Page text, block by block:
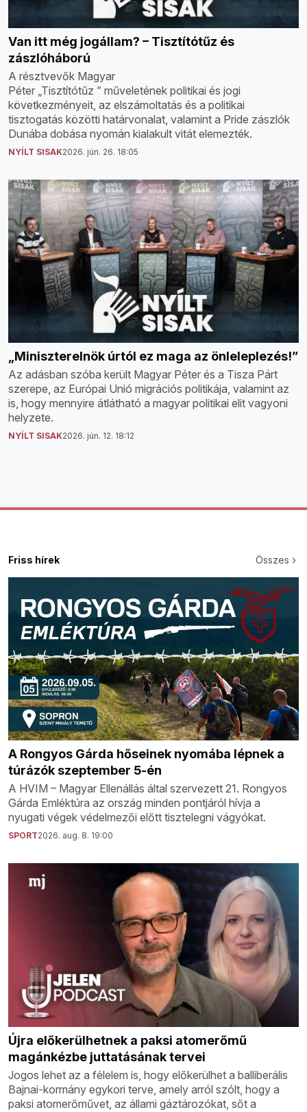
Van itt még jogállam? – Tisztítótűz és
zászlóháború
A résztvevők Magyar
Péter „Tisztítótűz ” műveletének politikai és jogi
következményeit, az elszámoltatás és a politikai
tisztogatás közötti határvonalat, valamint a Pride zászlók
Dunába dobása nyomán kialakult vitát elemezték.
NYÍLT SISAK2026. jún. 26. 18:05
„Miniszterelnök úrtól ez maga az önleleplezés!”
Az adásban szóba került Magyar Péter és a Tisza Párt
szerepe, az Európai Unió migrációs politikája, valamint az
is, hogy mennyire átlátható a magyar politikai elit vagyoni
helyzete.
NYÍLT SISAK2026. jún. 12. 18:12
Friss hírek Összes
A Rongyos Gárda hőseinek nyomába lépnek a
túrázók szeptember 5-én
A HVIM – Magyar Ellenállás által szervezett 21. Rongyos
Gárda Emléktúra az ország minden pontjáról hívja a
nyugati végek védelmezői előtt tisztelegni vágyókat.
SPORT2026. aug. 8. 19:00
Újra előkerülhetnek a paksi atomerőmű
magánkézbe juttatásának tervei
Jogos lehet az a félelem is, hogy előkerülhet a balliberális
Bajnai-kormány egykori terve, amely arról szólt, hogy a
paksi atomerőművet, az állami gáztározókat, sőt a